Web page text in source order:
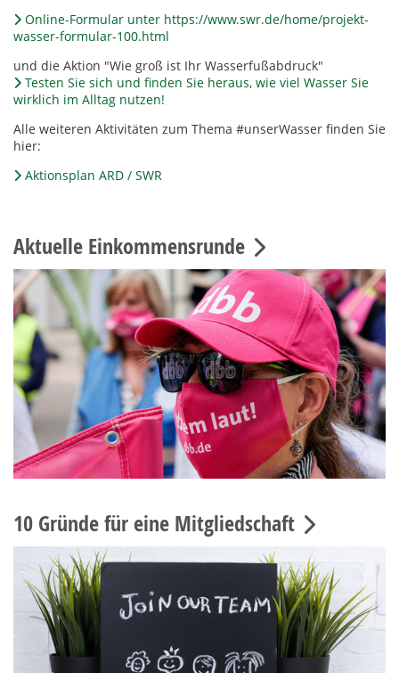
Online-Formular unter https://www.swr.de/home/projekt-
wasser-formular-100.html
und die Aktion "Wie groß ist Ihr Wasserfußabdruck"
Testen Sie sich und finden Sie heraus, wie viel Wasser Sie
wirklich im Alltag nutzen!
Alle weiteren Aktivitäten zum Thema #unserWasser finden Sie
hier:
Aktionsplan ARD / SWR
Aktuelle Einkommensrunde
10 Gründe für eine Mitgliedschaft